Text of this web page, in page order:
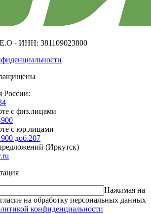
- ИНН: 381109023800
защищены
России:
с физ.лицами
с юр.лицами
доб.207
(Иркутск)
Нажимая на
на обработку персональных данных
конфиденциальности